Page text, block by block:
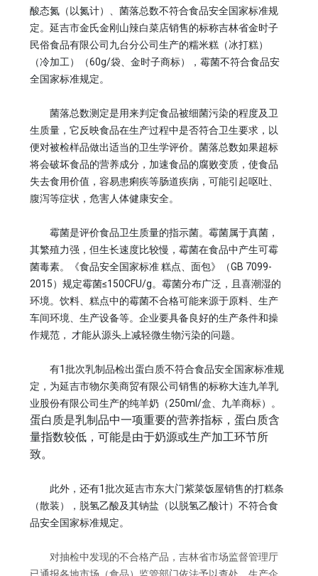
酸态氮（以氮计）、菌落总数不符合食品安全国家标准规
定。延吉市金氏金刚山辣白菜店销售的标称吉林省金时子
民俗食品有限公司九台分公司生产的糯米糕（冰打糕）
（冷加工）（60g/袋、金时子商标），霉菌不符合食品安
全国家标准规定。
菌落总数测定是用来判定食品被细菌污染的程度及卫
生质量，它反映食品在生产过程中是否符合卫生要求，以
便对被检样品做出适当的卫生学评价。菌落总数如果超标
将会破坏食品的营养成分，加速食品的腐败变质，使食品
失去食用价值，容易患痢疾等肠道疾病，可能引起呕吐、
腹泻等症状，危害人体健康安全。
霉菌是评价食品卫生质量的指示菌。霉菌属于真菌，
其繁殖力强，但生长速度比较慢，霉菌在食品中产生可霉
菌毒素。《食品安全国家标准 糕点、面包》（GB 7099-
2015）规定霉菌≤150CFU/g。霉菌分布广泛，且喜潮湿的
环境。饮料、糕点中的霉菌不合格可能来源于原料、生产
车间环境、生产设备等。企业要具备良好的生产条件和操
作规范， 才能从源头上减轻微生物污染的问题。
有1批次乳制品检出蛋白质不符合食品安全国家标准规
定，为延吉市物尔美商贸有限公司销售的标称大连九羊乳
业股份有限公司生产的纯羊奶（250ml/盒、九羊商标）。
蛋白质是乳制品中一项重要的营养指标，蛋白质含
量指数较低，可能是由于奶源或生产加工环节所
致。
此外，还有1批次延吉市东大门紫菜饭屋销售的打糕条
（散装），脱氢乙酸及其钠盐（以脱氢乙酸计）不符合食
品安全国家标准规定。
对抽检中发现的不合格产品，吉林省市场监督管理厅
已通报各地市场（食品）监管部门依法予以查处。生产企